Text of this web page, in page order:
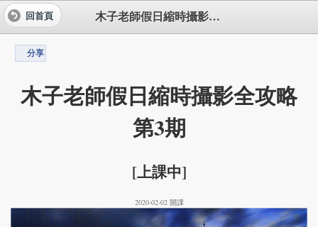
木子老師假日縮時攝影全攻略第3期
回首頁
分享
木子老師假日縮時攝影全攻略
第3期
[上課中]
2020-02-02 開課